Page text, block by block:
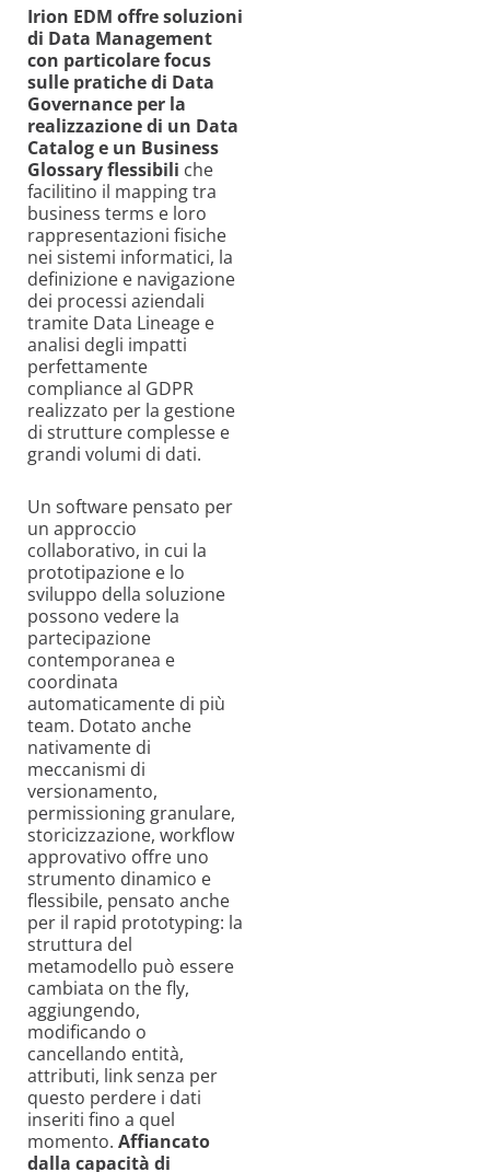
Irion EDM offre soluzioni
di Data Management
con particolare focus
sulle pratiche di Data
Governance per la
realizzazione di un Data
Catalog e un Business
Glossary flessibili che
facilitino il mapping tra
business terms e loro
rappresentazioni fisiche
nei sistemi informatici, la
definizione e navigazione
dei processi aziendali
tramite Data Lineage e
analisi degli impatti
perfettamente
compliance al GDPR
realizzato per la gestione
di strutture complesse e
grandi volumi di dati.
Un software pensato per
un approccio
collaborativo, in cui la
prototipazione e lo
sviluppo della soluzione
possono vedere la
partecipazione
contemporanea e
coordinata
automaticamente di più
team. Dotato anche
nativamente di
meccanismi di
versionamento,
permissioning granulare,
storicizzazione, workflow
approvativo offre uno
strumento dinamico e
flessibile, pensato anche
per il rapid prototyping: la
struttura del
metamodello può essere
cambiata on the fly,
aggiungendo,
modificando o
cancellando entità,
attributi, link senza per
questo perdere i dati
inseriti fino a quel
momento. Affiancato
dalla capacità di